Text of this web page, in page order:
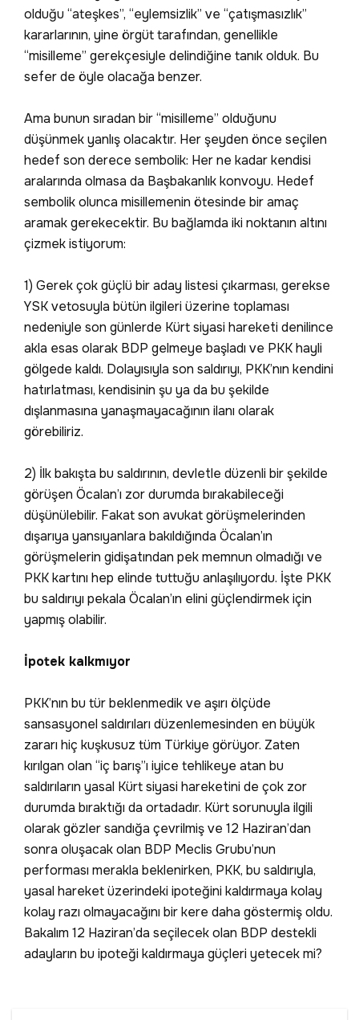
olduğu “ateşkes”, “eylemsizlik” ve “çatışmasızlık”
kararlarının, yine örgüt tarafından, genellikle
“misilleme” gerekçesiyle delindiğine tanık olduk. Bu
sefer de öyle olacağa benzer.
Ama bunun sıradan bir “misilleme” olduğunu
düşünmek yanlış olacaktır. Her şeyden önce seçilen
hedef son derece sembolik: Her ne kadar kendisi
aralarında olmasa da Başbakanlık konvoyu. Hedef
sembolik olunca misillemenin ötesinde bir amaç
aramak gerekecektir. Bu bağlamda iki noktanın altını
çizmek istiyorum:
1) Gerek çok güçlü bir aday listesi çıkarması, gerekse
YSK vetosuyla bütün ilgileri üzerine toplaması
nedeniyle son günlerde Kürt siyasi hareketi denilince
akla esas olarak BDP gelmeye başladı ve PKK hayli
gölgede kaldı. Dolayısıyla son saldırıyı, PKK’nın kendini
hatırlatması, kendisinin şu ya da bu şekilde
dışlanmasına yanaşmayacağının ilanı olarak
görebiliriz.
2) İlk bakışta bu saldırının, devletle düzenli bir şekilde
görüşen Öcalan’ı zor durumda bırakabileceği
düşünülebilir. Fakat son avukat görüşmelerinden
dışarıya yansıyanlara bakıldığında Öcalan’ın
görüşmelerin gidişatından pek memnun olmadığı ve
PKK kartını hep elinde tuttuğu anlaşılıyordu. İşte PKK
bu saldırıyı pekala Öcalan’ın elini güçlendirmek için
yapmış olabilir.
İpotek kalkmıyor
PKK’nın bu tür beklenmedik ve aşırı ölçüde
sansasyonel saldırıları düzenlemesinden en büyük
zararı hiç kuşkusuz tüm Türkiye görüyor. Zaten
kırılgan olan “iç barış”ı iyice tehlikeye atan bu
saldırıların yasal Kürt siyasi hareketini de çok zor
durumda bıraktığı da ortadadır. Kürt sorunuyla ilgili
olarak gözler sandığa çevrilmiş ve 12 Haziran’dan
sonra oluşacak olan BDP Meclis Grubu’nun
performası merakla beklenirken, PKK, bu saldırıyla,
yasal hareket üzerindeki ipoteğini kaldırmaya kolay
kolay razı olmayacağını bir kere daha göstermiş oldu.
Bakalım 12 Haziran’da seçilecek olan BDP destekli
adayların bu ipoteği kaldırmaya güçleri yetecek mi?